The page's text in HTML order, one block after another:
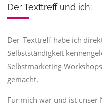
Der Texttreff und ich:
Den Texttreff habe ich
Selbstständigkeit
Selbstmarketing-
gemacht.
Für mich war und ist unser